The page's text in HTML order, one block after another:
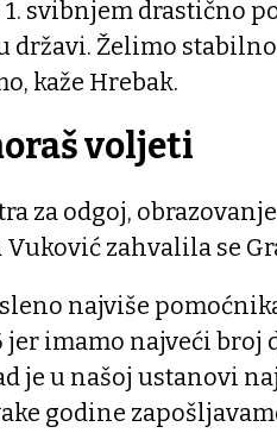
svibnjem drastično
državi. Želimo
kaže Hrebak.
voljeti
za odgoj,
Vuković zahvalila se
najviše
jer imamo najveći broj
je u našoj ustanovi
godine